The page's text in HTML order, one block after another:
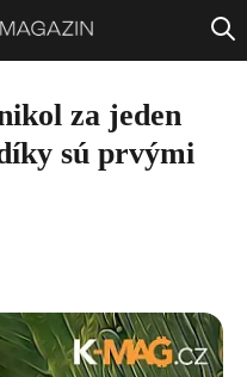
za jeden
sú prvými